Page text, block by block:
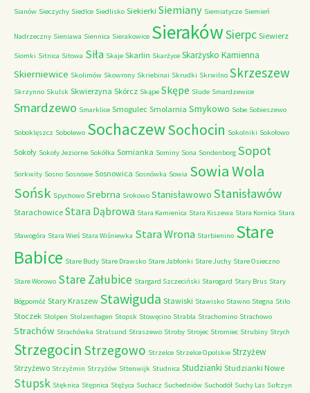
Sianów Sieczychy Siedlce Siedlisko Siekierki Siemiany Siemiatycze Siemień
Nadrzeczny Sieniawa Siennica Sierakowice SierakówSierpc Siewierz
Siomki Sitnica Sitowa Siła Skaje Skarlin Skarżyce Skarżysko Kamienna
Skierniewice Skolimów Skowrony Skriebinai Skrudki Skrwilno Skrzeszew
Skrzynno Skulsk Skwierzyna Skórcz Skąpe Skępe Slude Smardzewice
Smardzewo Smarklice Smogulec Smolarnia Smykowo Sobe Sobieszewo
Soboklęszcz Sobolewo SochaczewSochocin Sokolniki Sokołowo
Sokoły Sokoły Jeziorne Sokółka Somianka Sominy Sona Sondenborg Sopot
Sorkwity Sosno Sosnowe Sosnowica Sosnówka Sowia Sowia Wola
Sońsk Spychowo Srebrna Srokowo Stanisławowo Stanisławów
Starachowice Stara Dąbrowa Stara Kamienica Stara Kiszewa Stara Kornica Stara
Sławogóra Stara Wieś Stara Wiśniewka Stara Wrona Starbienino Stare
Babice Stare Budy Stare Drawsko Stare Jabłonki Stare Juchy Stare Osieczno
Stare Worowo Stare Załubice Stargard Szczeciński Starogard Stary Brus Stary
Bógpomóż Stary Kraszew Stawiguda Stawiski Stawisko Stawno Stegna Stilo
Stoczek Stolpen Stolzenhagen Stopsk Stowęcino Strabla Strachomino Strachowo
Strachów Strachówka Stralsund Straszewo Stroby Strojec Stromiec Strubiny Strych
Strzegocin Strzegowo Strzelce Strzelce Opolskie Strzyżew
Strzyżewo Strzyżmin Strzyżów Sttenwijk Studnica Studzianki Studzianki Nowe
Stupsk Stęknica Stępnica Stężyca Suchacz Suchedniów Suchodół Suchy Las Sufczyn